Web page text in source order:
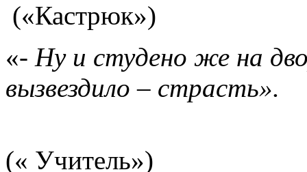
(«Кастрюк»)
«- Ну и студено же на
вызвездило – страсть».
(« Учитель»)